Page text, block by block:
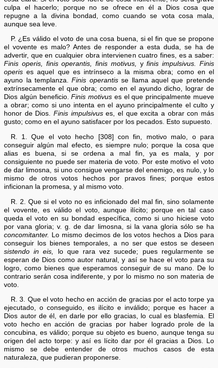
culpa el hacerlo; porque no se ofrece en él a Dios cosa que
repugne a la divina bondad, como cuando se vota cosa mala,
aunque sea leve.
P. ¿Es válido el voto de una cosa buena, si el fin que se propone
el vovente es malo? Antes de responder a esta duda, se ha de
advertir, que en cualquier obra intervienen cuatro fines, es a saber:
Finis operis, finis operantis, finis motivus, yfinis impulsivus. Finis
operis es aquel que es intrínseco a la misma obra; como en el
ayuno la templanza.Finis operantisse llama aquel que pretende
extrínsecamente el que obra; como en el ayundo dicho, lograr de
Dios algún beneficio.Finis motivus es el que principalmente mueve
a obrar; como si uno intenta en el ayuno principalmente el culto y
honor de Dios.Finis impulsivuses, el que excita a obrar con más
gusto; como en el ayuno satisfacer por los pecados. Esto supuesto.
R. 1. Que el voto hecho [308] con fin, motivo malo, o para
conseguir algún mal efecto, es siempre nulo; porque la cosa que
alias es buena, si se ordena a mal fin, ya es mala, y por
consiguiente no puede ser materia de voto. Por este motivo el voto
de dar limosna, si uno consigue vengarse del enemigo, es nulo, y lo
mismo de otros votos hechos por pravos fines; porque estos
inficionan la promesa, y al mismo voto.
R. 2. Que si el voto no es inficionado del mal fin, sino solamente
el vovente, es válido el voto, aunque ilícito; porque en tal caso
queda el voto en su bondad específica, como si uno hiciese voto
por vana gloria; v. g. de dar limosna, si la vana gloria sólo se ha
concomitanter. Lo mismo decimos de los votos hechos a Dios para
conseguir los bienes temporales, a no ser que estos se deseen
sistendo in eis,
lo que rara vez sucede; pues regularmente se
esperan de Dios como autor natural, y así se hace el voto para su
logro, como bienes que esperamos conseguir de su mano. De lo
contrario serán cosa indiferente, y por lo mismo no son materia de
voto.
R. 3. Que el voto hecho en acción de gracias por el acto torpe ya
ejecutado, o conseguido, es ilícito e inválido; porque es hacer a
Dios autor de él, en darle por ello gracias, lo cual es blasfemia. El
voto hecho en acción de gracias por haber logrado prole de la
concubina, es válido; porque su objeto es bueno, aunque tenga su
origen del acto torpe: y así es lícito dar por él gracias a Dios. Lo
mismo se debe entender de otros muchos casos de esta
naturaleza, que pudieran proponerse.